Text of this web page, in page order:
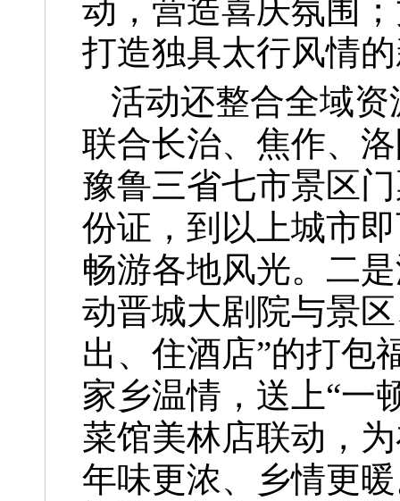
动，营造喜庆氛围
打造独具太行风情
活动还整合全域
联合长治、焦作、
豫鲁三省七市景区
份证，到以上城市
畅游各地风光。二
动晋城大剧院与景
出、住酒店”的打包
家乡温情，送上“一
菜馆美林店联动，
年味更浓、乡情更